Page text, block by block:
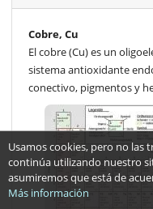
Cobre, Cu
El cobre (Cu) es un
sistema antioxidante
conectivo, pigmentos y
Usamos cookies, pero no las
continúa utilizando nuestro
asumiremos que está de
Más información